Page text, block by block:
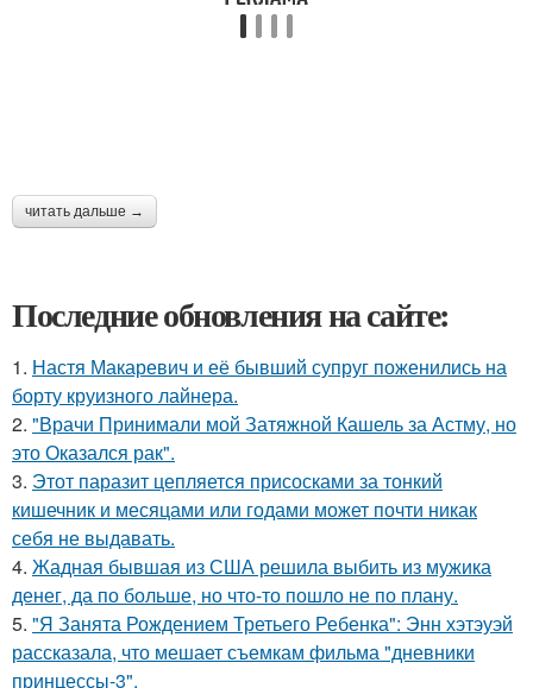
читать дальше →
Последние обновления на сайте:
1. Настя Макаревич и её бывший супруг поженились на
борту круизного лайнера.
2. "Врачи Принимали мой Затяжной Кашель за Астму, но
это Оказался рак".
3. Этот паразит цепляется присосками за тонкий
кишечник и месяцами или годами может почти никак
себя не выдавать.
4. Жадная бывшая из США решила выбить из мужика
денег, да по больше, но что-то пошло не по плану.
5. "Я Занята Рождением Третьего Ребенка": Энн хэтэуэй
рассказала, что мешает съемкам фильма "дневники
принцессы-3".